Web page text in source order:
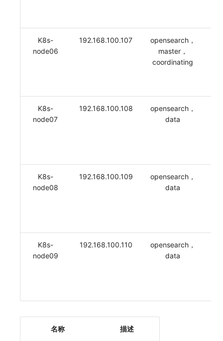
K8s-
node06
192.168.100.107
opensearch，
master，
coordinating
K8s-
node07
192.168.100.108
opensearch，
data
K8s-
node08
192.168.100.109
opensearch，
data
K8s-
node09
192.168.100.110
opensearch，
data
名称 描述